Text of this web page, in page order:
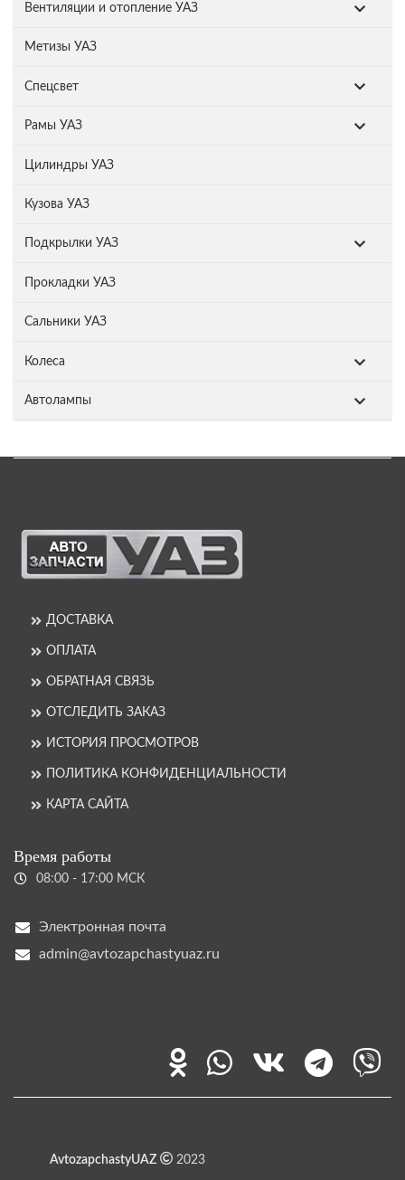
Вентиляции и отопление УАЗ
Метизы УАЗ
Спецсвет
Рамы УАЗ
Цилиндры УАЗ
Кузова УАЗ
Подкрылки УАЗ
Прокладки УАЗ
Сальники УАЗ
Колеса
Автолампы
ДОСТАВКА
ОПЛАТА
ОБРАТНАЯ СВЯЗЬ
ОТСЛЕДИТЬ ЗАКАЗ
ИСТОРИЯ ПРОСМОТРОВ
ПОЛИТИКА КОНФИДЕНЦИАЛЬНОСТИ
КАРТА САЙТА
Время работы
08:00 - 17:00 МСК
Электронная почта
admin@avtozapchastyuaz.ru
AvtozapchastyUAZ 2023